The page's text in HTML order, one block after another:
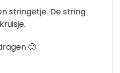
stringetje. De string
🙂